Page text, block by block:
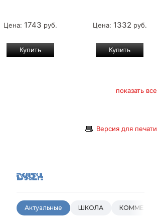
Цена: 1743 руб. Цена: 1332 руб.
показать все
Версия для печати